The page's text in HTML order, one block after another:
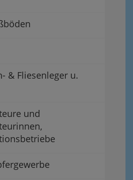
& Fliesenleger u.
und